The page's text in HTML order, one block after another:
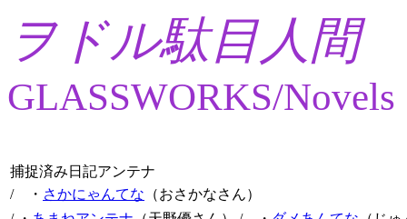
ヲドル駄目人間
GLASSWORKS/Novels
捕捉済み日記アンテナ
/ ・ さかにゃんてな （おさかなさん）